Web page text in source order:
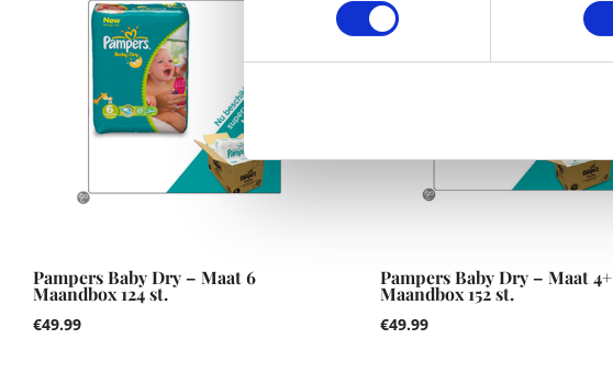
Pampers Baby Dry – Maat 6
Maandbox 124 st.
€49.99
Pampers Baby Dry – Maat 4+
Maandbox 152 st.
€49.99